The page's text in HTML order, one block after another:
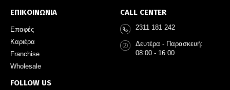
ΕΠΙΚΟΙΝΩΝΙΑ
Επαφές
Καριέρα
Franchise
Wholesale
FOLLOW US
CALL CENTER
2311 181 242
Δευτέρα - Παρασκευή:
08:00 - 16:00